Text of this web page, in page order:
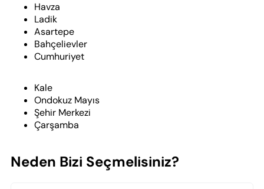
Havza
Ladik
Asartepe
Bahçelievler
Cumhuriyet
Kale
Ondokuz Mayıs
Şehir Merkezi
Çarşamba
Neden Bizi Seçmelisiniz?